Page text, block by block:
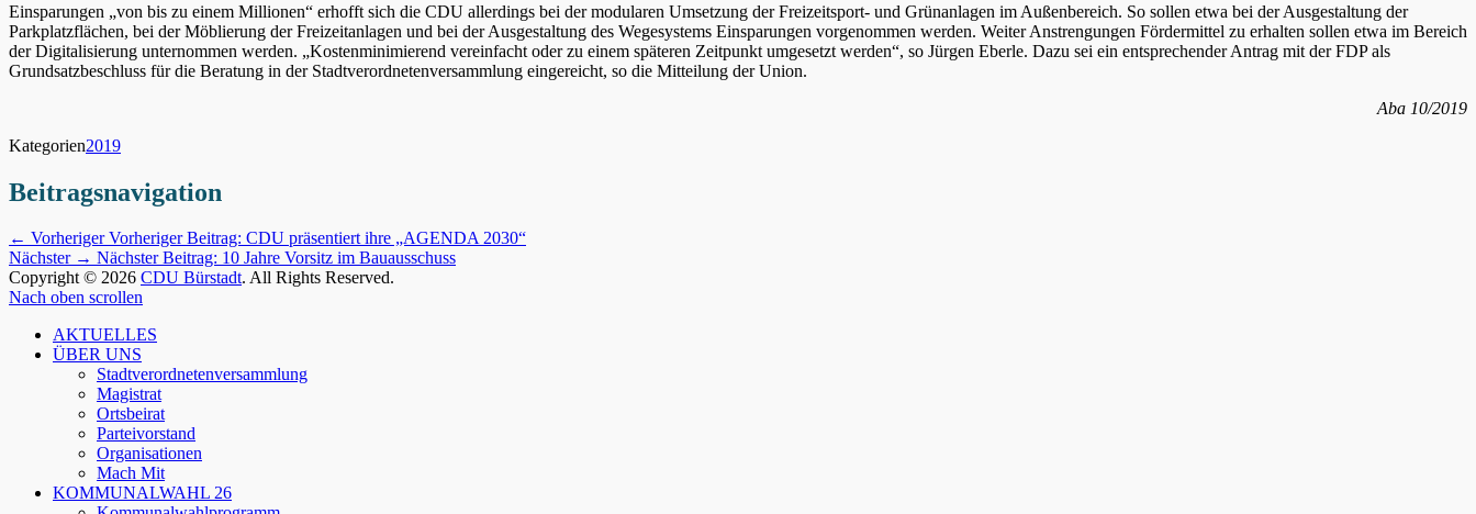
Einsparungen „von bis zu einem Millionen“ erhofft sich die CDU allerdings bei der modularen Umsetzung der Freizeitsport- und Grünanlagen im Außenbereich. So sollen etwa bei der Ausgestaltung der
Parkplatzflächen, bei der Möblierung der Freizeitanlagen und bei der Ausgestaltung des Wegesystems Einsparungen vorgenommen werden. Weiter Anstrengungen Fördermittel zu erhalten sollen etwa im Bereich
der Digitalisierung unternommen werden. „Kostenminimierend vereinfacht oder zu einem späteren Zeitpunkt umgesetzt werden“, so Jürgen Eberle. Dazu sei ein entsprechender Antrag mit der FDP als
Grundsatzbeschluss für die Beratung in der Stadtverordnetenversammlung eingereicht, so die Mitteilung der Union.
Aba 10/2019
Kategorien2019
Beitragsnavigation
← Vorheriger Vorheriger Beitrag: CDU präsentiert ihre „AGENDA 2030“
Nächster → Nächster Beitrag: 10 Jahre Vorsitz im Bauausschuss
Copyright © 2026 CDU Bürstadt. All Rights Reserved.
Nach oben scrollen
AKTUELLES
ÜBER UNS
Stadtverordnetenversammlung
Magistrat
Ortsbeirat
Parteivorstand
Organisationen
Mach Mit
KOMMUNALWAHL 26